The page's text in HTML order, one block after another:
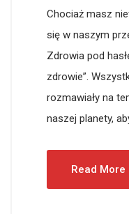
Chociaż masz
się w naszym
Zdrowia pod
zdrowie”.
rozmawiały na
naszej planety,
Read More